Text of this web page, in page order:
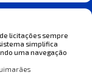
licitações sempre
simplifica
uma navegação